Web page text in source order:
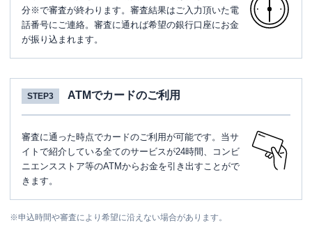
分※で審査が終わります。審査結果はご入力頂いた電
話番号にご連絡。審査に通れば希望の銀行口座にお金
が振り込まれます。
STEP3 ATMでカードのご利用
審査に通った時点でカードのご利用が可能です。当サ
イトで紹介している全てのサービスが24時間、コンビ
ニエンスストア等のATMからお金を引き出すことがで
きます。
※申込時間や審査により希望に沿えない場合があります。